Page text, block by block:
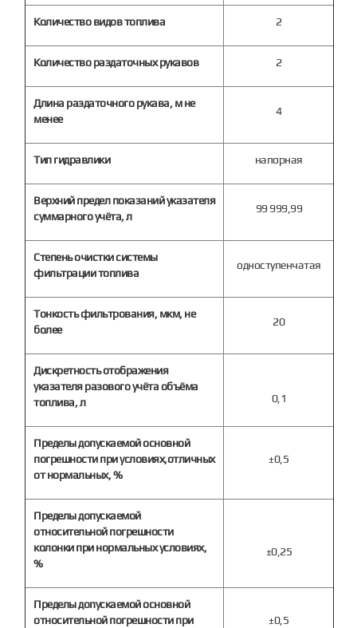
Количество видов топлива 2
Количество раздаточных рукавов 2
Длина раздаточного рукава, м не
менее
4
Тип гидравлики напорная
Верхний предел показаний указателя
суммарного учёта, л
99 999,99
Степень очистки системы
фильтрации топлива
одноступенчатая
Тонкость фильтрования, мкм, не
более
20
Дискретность отображения
указателя разового учёта объёма
топлива, л
0,1
Пределы допускаемой основной
погрешности при условиях,отличных
от нормальных, %
±0,5
Пределы допускаемой
относительной погрешности
колонки при нормальных условиях,
%
±0,25
Пределы допускаемой основной
относительной погрешности при
±0,5